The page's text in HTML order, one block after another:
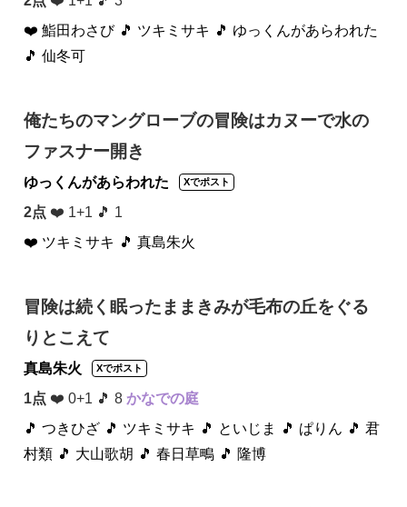
❤️ 鮨田わさび 🎵 ツキミサキ 🎵 ゆっくんがあらわれた
🎵 仙冬可
俺たちのマングローブの冒険はカヌーで水の
ファスナー開き
ゆっくんがあらわれた Xでポスト
2点 ❤️ 1+1 🎵 1
❤️ ツキミサキ 🎵 真島朱火
冒険は続く眠ったままきみが毛布の丘をぐる
りとこえて
真島朱火 Xでポスト
1点 ❤️ 0+1 🎵 8 かなでの庭
🎵 つきひざ 🎵 ツキミサキ 🎵 といじま 🎵 ぱりん 🎵 君
村類 🎵 大山歌胡 🎵 春日草鴫 🎵 隆博